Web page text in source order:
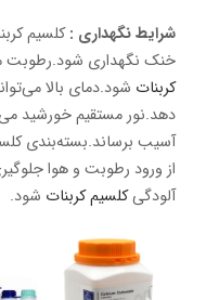
شرایط نگهداری :کلسیم
خنک نگهداری شود.رطوبت
کربنات شود.دمای بالا
دهد.نور مستقیم خورشید
آسیب برساند.بسته‌بندی
از ورود رطوبت و هوا
آلودگیکلسیم کربنات شود.